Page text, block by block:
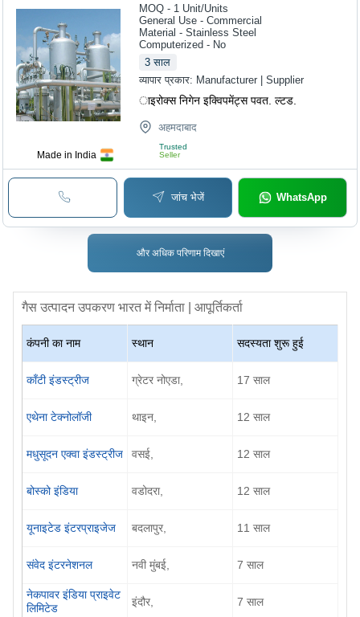
Made in India
MOQ - 1 Unit/Units
General Use - Commercial
Material - Stainless Steel
Computerized - No
3 साल
व्यापार प्रकार: Manufacturer | Supplier
ाइरोक्स निगेन इक्विपमेंट्स पवत. ल्टड.
अहमदाबाद
Trusted
Seller
जांच भेजें WhatsApp
और अधिक परिणाम दिखाएं
गैस उत्पादन उपकरण भारत में निर्माता | आपूर्तिकर्ता
कंपनी का नाम स्थान सदस्यता शुरू हुई
काँटी इंडस्ट्रीज ग्रेटर नोएडा, 17 साल
एथेना टेक्नोलॉजी थाइन, 12 साल
मधुसूदन एक्वा इंडस्ट्रीज वसई, 12 साल
बोस्को इंडिया वडोदरा, 12 साल
यूनाइटेड इंटरप्राइजेज बदलापुर, 11 साल
संवेद इंटरनेशनल नवी मुंबई, 7 साल
नेकपावर इंडिया प्राइवेट
लिमिटेड
इंदौर, 7 साल